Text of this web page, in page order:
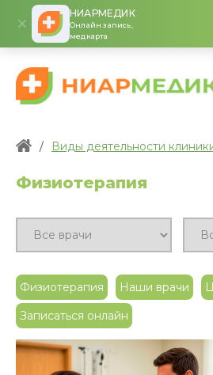
НИАРМЕДИК
Онлайн запись,
медкарта
/ Виды деятельности
Физиотерапия
Физиотерапия Наши врачи
Записаться онлайн